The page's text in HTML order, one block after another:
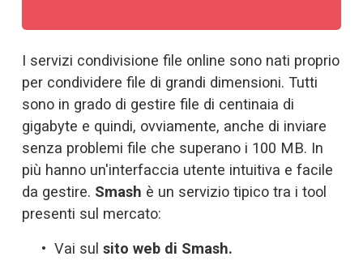
I servizi condivisione file online sono nati proprio
per condividere file di grandi dimensioni. Tutti
sono in grado di gestire file di centinaia di
gigabyte e quindi, ovviamente, anche di inviare
senza problemi file che superano i 100 MB. In
più hanno un'interfaccia utente intuitiva e facile
da gestire. Smash è un servizio tipico tra i tool
presenti sul mercato:
Vai sul sito web di Smash.